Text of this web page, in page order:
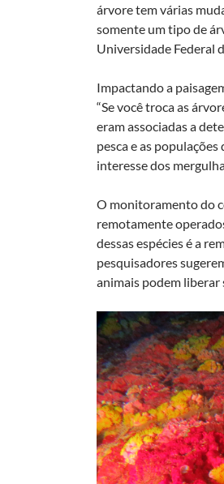
árvore tem várias
somente um tipo de
Universidade Federal
Impactando a
“Se você troca as
eram associadas a
pesca e as
interesse dos
O monitoramento do
remotamente
dessas espécies é a
pesquisadores
animais podem liberar